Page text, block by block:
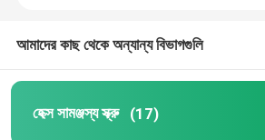
আমাদের কাছ থেকে অন্যান্য বিভাগগুলি
হেক্স সামঞ্জস্য স্ক্রু (17)